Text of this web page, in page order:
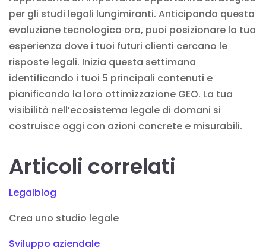
per gli studi legali lungimiranti. Anticipando questa
evoluzione tecnologica ora, puoi posizionare la tua
esperienza dove i tuoi futuri clienti cercano le
risposte legali. Inizia questa settimana
identificando i tuoi 5 principali contenuti e
pianificando la loro ottimizzazione GEO. La tua
visibilità nell’ecosistema legale di domani si
costruisce oggi con azioni concrete e misurabili.
Articoli correlati
Legalblog
Crea uno studio legale
Sviluppo aziendale